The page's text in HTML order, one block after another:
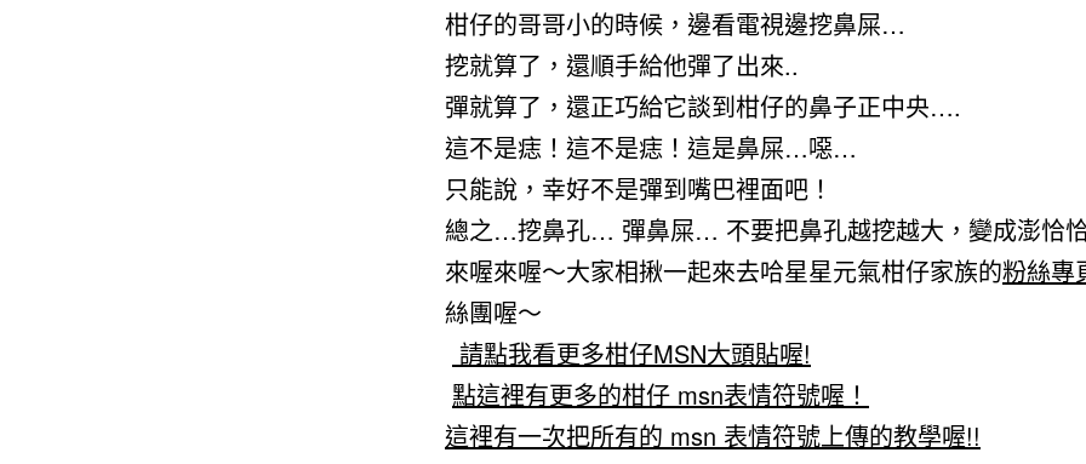
柑仔的哥哥小的時候，邊看電視邊挖鼻屎…
挖就算了，還順手給他彈了出來..
彈就算了，還正巧給它談到柑仔的鼻子正中央….
這不是痣！這不是痣！這是鼻屎…噁…
只能說，幸好不是彈到嘴巴裡面吧！
總之…挖鼻孔… 彈鼻屎… 不要把鼻孔越挖越大，變成澎恰恰
來喔來喔～大家相揪一起來去哈星星元氣柑仔家族的粉絲專
絲團喔～
請點我看更多柑仔MSN大頭貼喔!
點這裡有更多的柑仔 msn表情符號喔！
這裡有一次把所有的 msn 表情符號上傳的教學喔!!